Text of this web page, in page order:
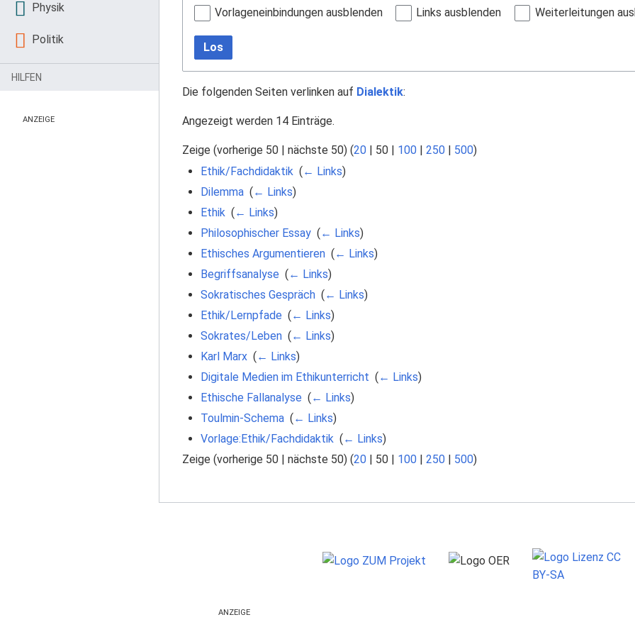
Vorlageneinbindungen ausblenden Links ausblenden Weiterleitungen
Los
Die folgenden Seiten verlinken auf Dialektik:
Angezeigt werden 14 Einträge.
Zeige (vorherige 50 | nächste 50) (20 | 50 | 100 | 250 | 500)
Ethik/Fachdidaktik (← Links)
Dilemma‎ (← Links)
Ethik (← Links)
Philosophischer Essay‎ (← Links)
Ethisches Argumentieren‎ (← Links)
Begriffsanalyse (← Links)
Sokratisches Gespräch‎ (← Links)
Ethik/Lernpfade (← Links)
Sokrates/Leben‎ (← Links)
Karl Marx‎ (← Links)
Digitale Medien im Ethikunterricht (← Links)
Ethische Fallanalyse (← Links)
Toulmin-Schema‎ (← Links)
Vorlage:Ethik/Fachdidaktik (← Links)
Zeige (vorherige 50 | nächste 50) (20 | 50 | 100 | 250 | 500)
Physik
Politik
HILFEN
ANZEIGE
ANZEIGE